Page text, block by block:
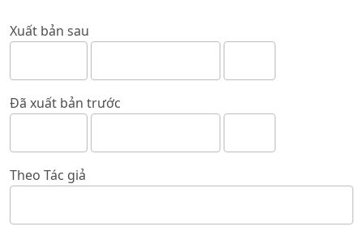
Xuất bản sau
Đã xuất bản trước
Theo Tác giả